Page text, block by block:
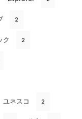
2
ク 2
ユネスコ 2